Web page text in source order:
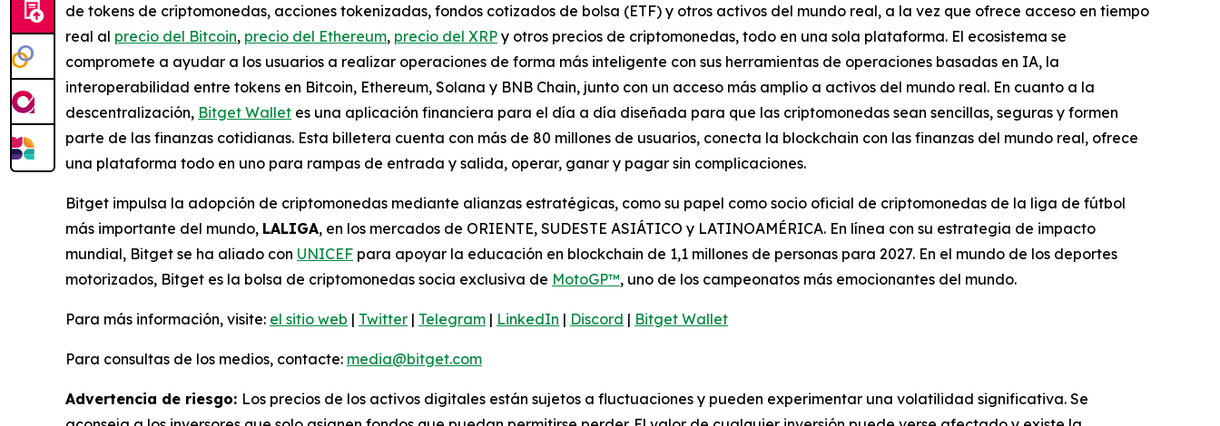
de tokens de criptomonedas, acciones tokenizadas, fondos cotizados de bolsa (ETF) y otros activos del mundo real, a la vez que ofrece acceso en tiempo
real al precio del Bitcoin, precio del Ethereum, precio del XRP y otros precios de criptomonedas, todo en una sola plataforma. El ecosistema se
compromete a ayudar a los usuarios a realizar operaciones de forma más inteligente con sus herramientas de operaciones basadas en IA, la
interoperabilidad entre tokens en Bitcoin, Ethereum, Solana y BNB Chain, junto con un acceso más amplio a activos del mundo real. En cuanto a la
descentralización, Bitget Wallet es una aplicación financiera para el día a día diseñada para que las criptomonedas sean sencillas, seguras y formen
parte de las finanzas cotidianas. Esta billetera cuenta con más de 80 millones de usuarios, conecta la blockchain con las finanzas del mundo real, ofrece
una plataforma todo en uno para rampas de entrada y salida, operar, ganar y pagar sin complicaciones.
Bitget impulsa la adopción de criptomonedas mediante alianzas estratégicas, como su papel como socio oficial de criptomonedas de la liga de fútbol
más importante del mundo, LALIGA, en los mercados de ORIENTE, SUDESTE ASIÁTICO y LATINOAMÉRICA. En línea con su estrategia de impacto
mundial, Bitget se ha aliado con UNICEF para apoyar la educación en blockchain de 1,1 millones de personas para 2027. En el mundo de los deportes
motorizados, Bitget es la bolsa de criptomonedas socia exclusiva de MotoGP™, uno de los campeonatos más emocionantes del mundo.
Para más información, visite: el sitio web | Twitter | Telegram | LinkedIn | Discord | Bitget Wallet
Para consultas de los medios, contacte: media@bitget.com
Advertencia de riesgo: Los precios de los activos digitales están sujetos a fluctuaciones y pueden experimentar una volatilidad significativa. Se